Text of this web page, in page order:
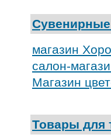
магазин
салон-
Магазин
Товары для